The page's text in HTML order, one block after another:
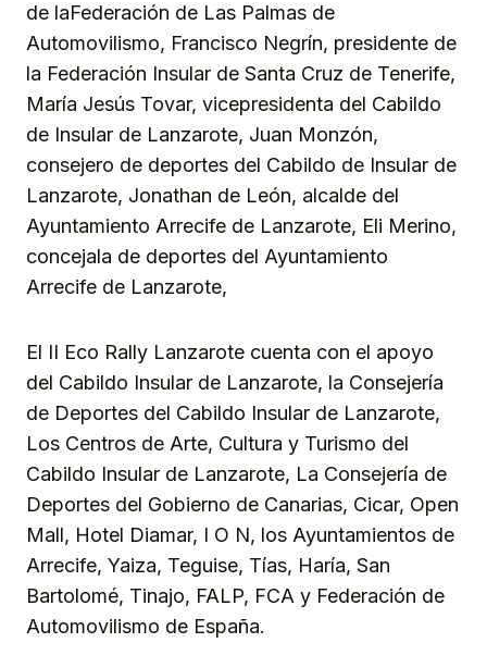
de laFederación de Las Palmas de
Automovilismo, Francisco Negrín, presidente de
la Federación Insular de Santa Cruz de Tenerife,
María Jesús Tovar, vicepresidenta del Cabildo
de Insular de Lanzarote, Juan Monzón,
consejero de deportes del Cabildo de Insular de
Lanzarote, Jonathan de León, alcalde del
Ayuntamiento Arrecife de Lanzarote, Eli Merino,
concejala de deportes del Ayuntamiento
Arrecife de Lanzarote,
El II Eco Rally Lanzarote cuenta con el apoyo
del Cabildo Insular de Lanzarote, la Consejería
de Deportes del Cabildo Insular de Lanzarote,
Los Centros de Arte, Cultura y Turismo del
Cabildo Insular de Lanzarote, La Consejería de
Deportes del Gobierno de Canarias, Cicar, Open
Mall, Hotel Diamar, I O N, los Ayuntamientos de
Arrecife, Yaiza, Teguise, Tías, Haría, San
Bartolomé, Tinajo, FALP, FCA y Federación de
Automovilismo de España.